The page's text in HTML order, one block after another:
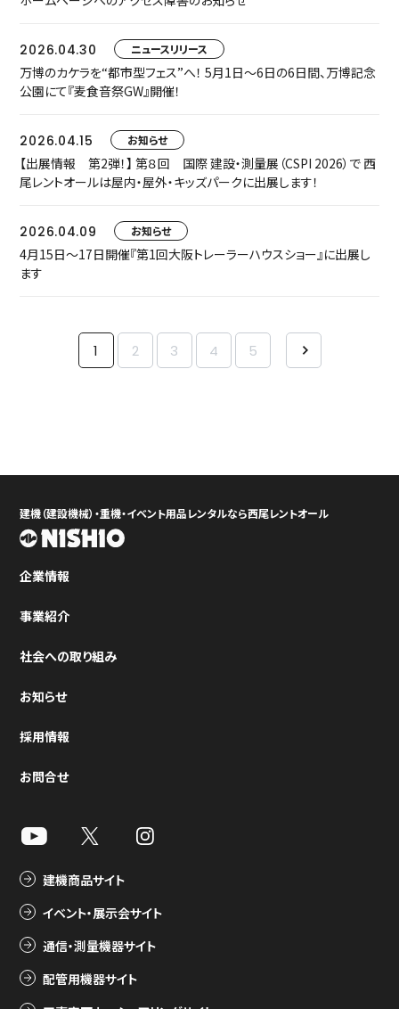
2026.04.30 ニュースリリース
万博のカケラを“都市型フェス”へ！ 5月1日〜6日の6日間、万博記念
公園にて『麦食音祭GW』開催！
2026.04.15 お知らせ
【出展情報 第2弾！】 第８回 国際 建設・測量展（CSPI 2026）で 西
尾レントオールは屋内・屋外・キッズパークに出展します！
2026.04.09 お知らせ
4月15日～17日開催『第1回大阪トレーラーハウスショー』に出展し
ます
1 2 3 4 5
建機（建設機械）・重機・イベント用品レンタルなら西尾レントオール
企業情報
事業紹介
社会への取り組み
お知らせ
採用情報
お問合せ
建機商品サイト
イベント・展示会サイト
通信・測量機器サイト
配管用機器サイト